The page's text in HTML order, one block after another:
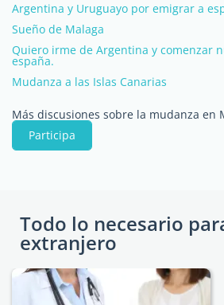
Argentina y Uruguayo por emigrar a
Sueño de Malaga
Quiero irme de Argentina y comenzar
españa.
Mudanza a las Islas Canarias
Más discusiones sobre la mudanza en
Participa
Todo lo necesario
extranjero